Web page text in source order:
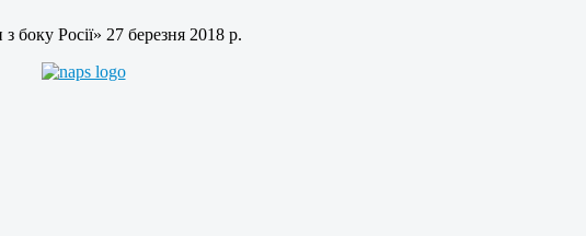
з боку Росії» 27 березня 2018 р.